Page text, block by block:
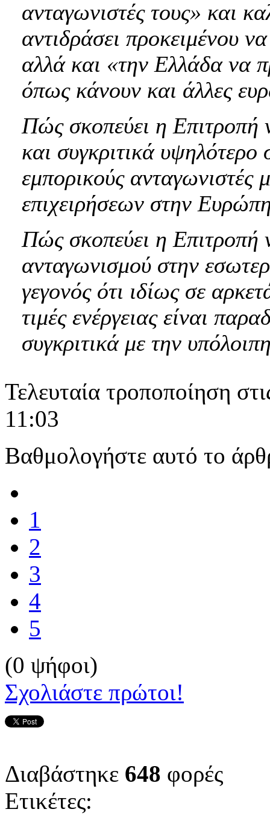
ανταγωνιστές τους» και
αντιδράσει προκειμένου
αλλά και «την Ελλάδα να
όπως κάνουν και άλλες
Πώς σκοπεύει η Επιτροπή
και συγκριτικά υψηλότερο
εμπορικούς ανταγωνιστές
επιχειρήσεων στην
Πώς σκοπεύει η Επιτροπή
ανταγωνισμού στην
γεγονός ότι ιδίως σε
τιμές ενέργειας είναι
συγκριτικά με την
Τελευταία τροποποίηση
11:03
Βαθμολογήστε αυτό το
1
2
3
4
5
(0 ψήφοι)
Σχολιάστε πρώτοι!
Διαβάστηκε 648 φορές
Ετικέτες: